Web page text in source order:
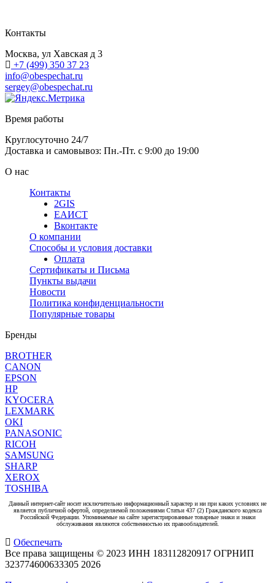
Контакты
Москва, ул Хавская д 3
+7 (499) 350 37 23
info@obespechat.ru
sergey@obespechat.ru
Время работы
Круглосуточно 24/7
Доставка и самовывоз: Пн.-Пт. с 9:00 до 19:00
О нас
Контакты
2GIS
ЕАИСТ
Вконтакте
О компании
Способы и условия доставки
Оплата
Сертификаты и Письма
Пункты выдачи
Новости
Политика конфиденциальности
Популярные товары
Бренды
BROTHER
CANON
EPSON
HP
KYOCERA
LEXMARK
OKI
PANASONIC
RICOH
SAMSUNG
SHARP
XEROX
TOSHIBA
Данный интернет-сайт носит исключительно информационный характер и ни при каких условиях не
является публичной офертой, определяемой положениями Статьи 437 (2) Гражданского кодекса
Российской Федерации. Упоминаемые на сайте зарегистрированные товарные знаки и знаки
обслуживания являются собственностью их правообладателей.
Обеспечать
Все права защищены © 2023 ИНН 183112820917 ОГРНИП
323774600633305 2026